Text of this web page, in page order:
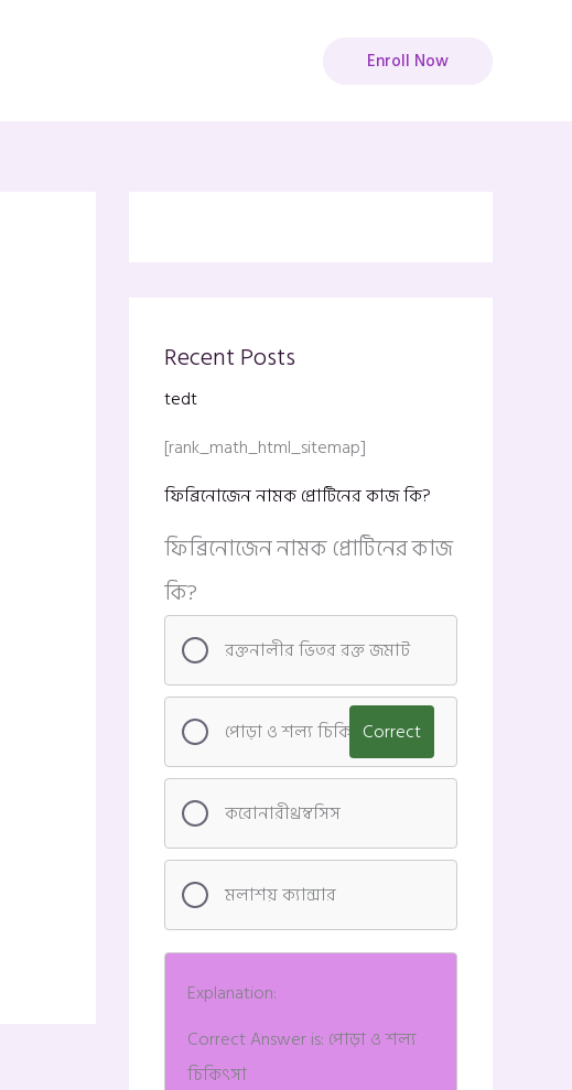
Enroll Now
Recent Posts
tedt
[rank_math_html_sitemap]
ফিব্রিনোজেন নামক প্রোটিনের কাজ কি?
ফিব্রিনোজেন নামক প্রোটিনের কাজ
কি?
রক্তনালীর ভিতর রক্ত জমাট
পোড়া ও শল্য চিকিৎসাCorrect
করোনারীথ্রম্বসিস
মলাশয় ক্যান্সার
Explanation:
Correct Answer is: পোড়া ও শল্য
চিকিৎসা